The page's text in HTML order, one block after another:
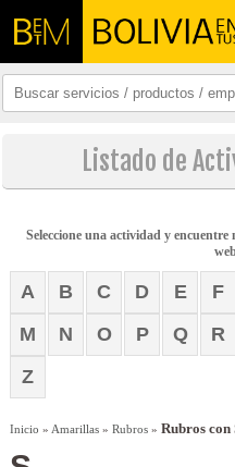
Listado de
Seleccione una actividad y
A B C D E F
M
N O P Q R
Z
Inicio » Amarillas »Rubros »Rubros con